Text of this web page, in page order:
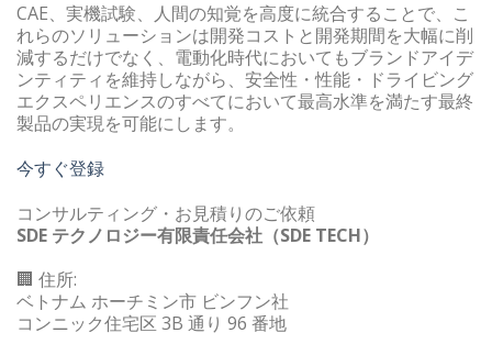
CAE、実機試験、人間の知覚を高度に統合することで、こ
れらのソリューションは開発コストと開発期間を大幅に削
減するだけでなく、電動化時代においてもブランドアイデ
ンティティを維持しながら、安全性・性能・ドライビング
エクスペリエンスのすべてにおいて最高水準を満たす最終
製品の実現を可能にします。
今すぐ登録
コンサルティング・お見積りのご依頼
SDE テクノロジー有限責任会社（SDE TECH）
🏢 住所:
ベトナム ホーチミン市 ビンフン社
コンニック住宅区 3B 通り 96 番地